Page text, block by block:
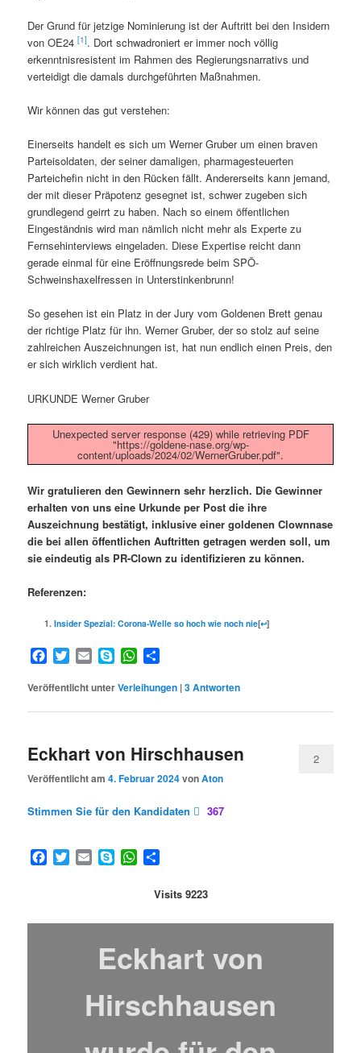
Der Grund für jetzige Nominierung ist der Auftritt bei den Insidern
von OE24[1]. Dort schwadroniert er immer noch völlig
erkenntnisresistent im Rahmen des Regierungsnarrativs und
verteidigt die damals durchgeführten Maßnahmen.
Wir können das gut verstehen:
Einerseits handelt es sich um Werner Gruber um einen braven
Parteisoldaten, der seiner damaligen, pharmagesteuerten
Parteichefin nicht in den Rücken fällt. Andererseits kann jemand,
der mit dieser Präpotenz gesegnet ist, schwer zugeben sich
grundlegend geirrt zu haben. Nach so einem öffentlichen
Eingeständnis wird man nämlich nicht mehr als Experte zu
Fernsehinterviews eingeladen. Diese Expertise reicht dann
gerade einmal für eine Eröffnungsrede beim SPÖ-
Schweinshaxelfressen in Unterstinkenbrunn!
So gesehen ist ein Platz in der Jury vom Goldenen Brett genau
der richtige Platz für ihn. Werner Gruber, der so stolz auf seine
zahlreichen Auszeichnungen ist, hat nun endlich einen Preis, den
er sich wirklich verdient hat.
URKUNDE Werner Gruber
Unexpected server response (429) while retrieving PDF
"https://goldene-nase.org/wp-
content/uploads/2024/02/WernerGruber.pdf".
Wir gratulieren den Gewinnern sehr herzlich. Die Gewinner
erhalten von uns eine Urkunde per Post die ihre
Auszeichnung bestätigt, inklusive einer goldenen Clownnase
die bei allen öffentlichen Auftritten getragen werden soll, um
sie eindeutig als PR-Clown zu identifizieren zu können.
Referenzen:
Insider Spezial: Corona-Welle so hoch wie noch nie[↩]
Facebook
TwitterEmailSkypeWhatsApp
Veröffentlicht unterVerleihungen |3Antworten
Eckhart von Hirschhausen
Veröffentlicht am4. Februar 2024vonAton
2
Stimmen Sie für den Kandidaten 367
Facebook
TwitterEmailSkypeWhatsApp
Visits 9223
Eckhart von
Hirschhausen